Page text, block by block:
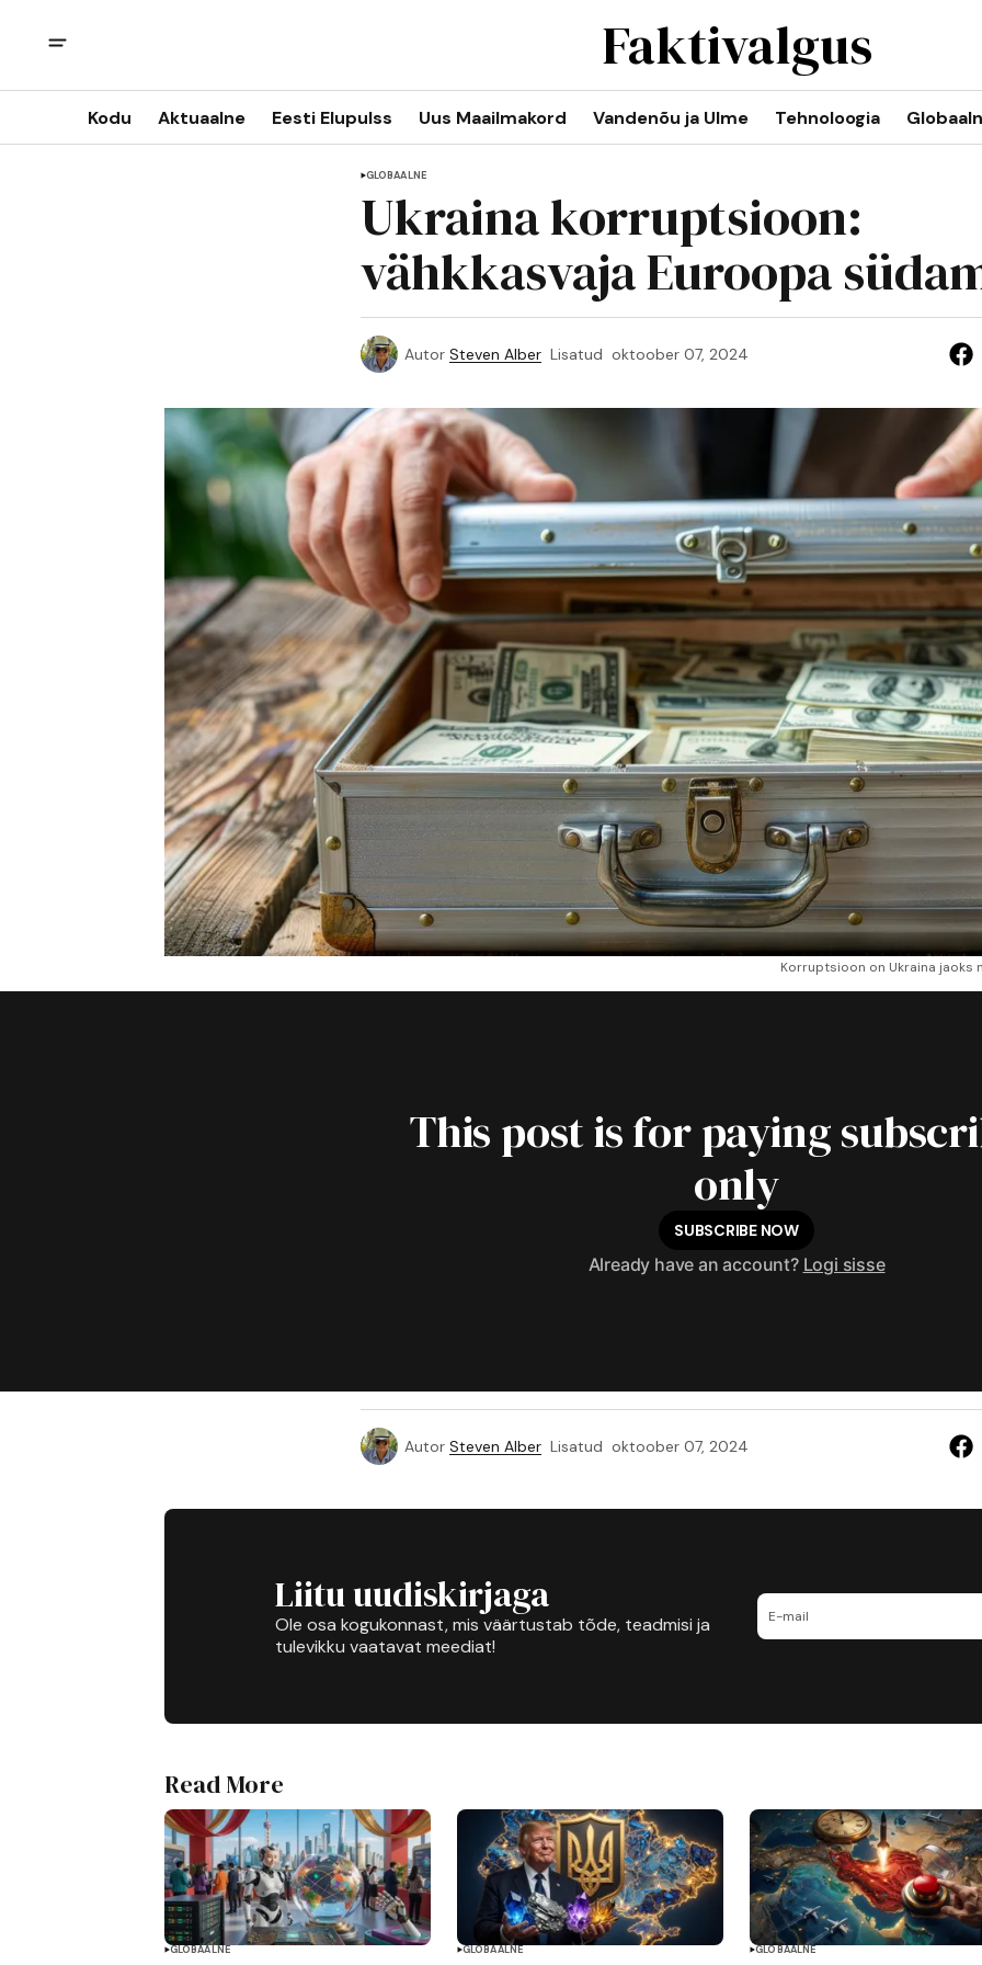
Faktivalgus
Kodu Aktuaalne Eesti Elupulss Uus Maailmakord Vandenõu ja Ulme Tehnoloogia
GLOBAALNE
Ukraina korruptsioon:
vähkkasvaja Euroopa
Autor Steven Alber Lisatud oktoober 07, 2024
Korruptsioon on Ukraina jaoks
This post is for paying
only
SUBSCRIBE NOW
Already have an account? Logi sisse
Autor Steven Alber Lisatud oktoober 07, 2024
Liitu uudiskirjaga
Ole osa kogukonnast, mis väärtustab tõde, teadmisi ja
tulevikku vaatavat meediat!
Read More
GLOBAALNE GLOBAALNE GLOBAALNE